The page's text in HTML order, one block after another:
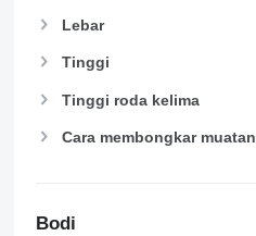
Lebar
Tinggi
Tinggi roda kelima
Cara membongkar muatan
Bodi